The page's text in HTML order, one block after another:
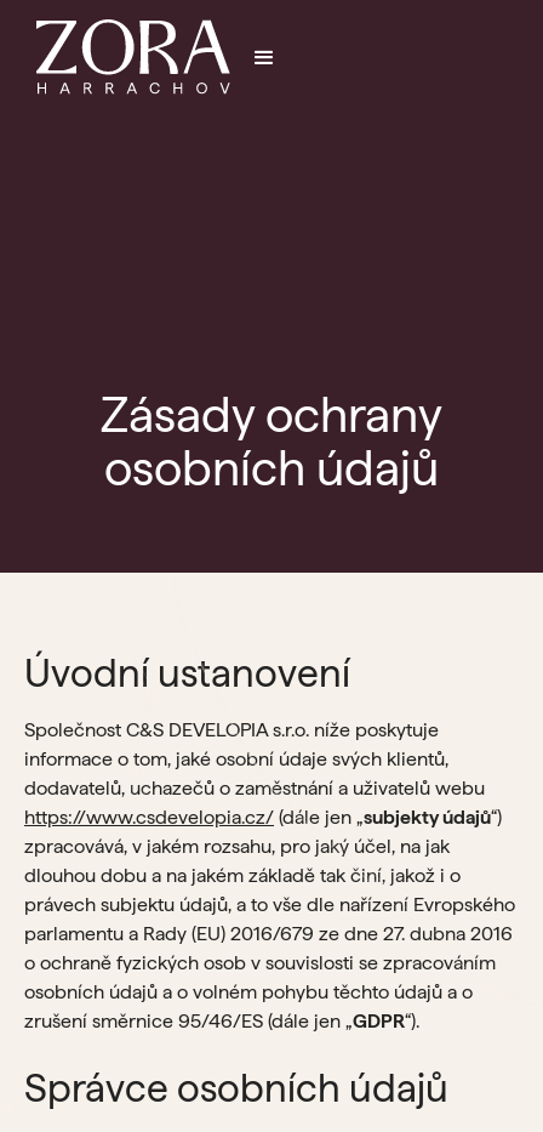
Zásady ochrany
osobních údajů
Úvodní ustanovení
Společnost C&S DEVELOPIA s.r.o. níže poskytuje
informace o tom, jaké osobní údaje svých klientů,
dodavatelů, uchazečů o zaměstnání a uživatelů webu
https://www.csdevelopia.cz/ (dále jen „subjekty údajů“)
zpracovává, v jakém rozsahu, pro jaký účel, na jak
dlouhou dobu a na jakém základě tak činí, jakož i o
právech subjektu údajů, a to vše dle nařízení Evropského
parlamentu a Rady (EU) 2016/679 ze dne 27. dubna 2016
o ochraně fyzických osob v souvislosti se zpracováním
osobních údajů a o volném pohybu těchto údajů a o
zrušení směrnice 95/46/ES (dále jen „GDPR“).
Správce osobních údajů